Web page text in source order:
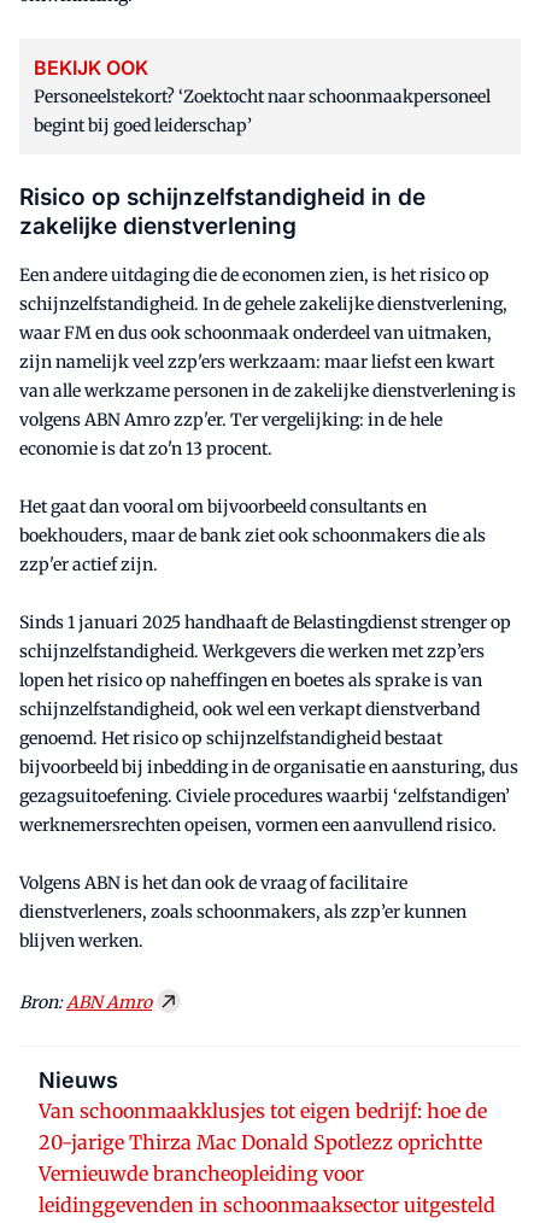
BEKIJK OOK
Personeelstekort? ‘Zoektocht naar schoonmaakpersoneel
begint bij goed leiderschap’
Risico op schijnzelfstandigheid in de
zakelijke dienstverlening
Een andere uitdaging die de economen zien, is het risico op
schijnzelfstandigheid. In de gehele zakelijke dienstverlening,
waar FM en dus ook schoonmaak onderdeel van uitmaken,
zijn namelijk veel zzp'ers werkzaam: maar liefst een kwart
van alle werkzame personen in de zakelijke dienstverlening is
volgens ABN Amro zzp'er. Ter vergelijking: in de hele
economie is dat zo'n 13 procent.
Het gaat dan vooral om bijvoorbeeld consultants en
boekhouders, maar de bank ziet ook schoonmakers die als
zzp'er actief zijn.
Sinds 1 januari 2025 handhaaft de Belastingdienst strenger op
schijnzelfstandigheid. Werkgevers die werken met zzp’ers
lopen het risico op naheffingen en boetes als sprake is van
schijnzelfstandigheid, ook wel een verkapt dienstverband
genoemd. Het risico op schijnzelfstandigheid bestaat
bijvoorbeeld bij inbedding in de organisatie en aansturing, dus
gezagsuitoefening. Civiele procedures waarbij ‘zelfstandigen’
werknemersrechten opeisen, vormen een aanvullend risico.
Volgens ABN is het dan ook de vraag of facilitaire
dienstverleners, zoals schoonmakers, als zzp’er kunnen
blijven werken.
Bron:ABN Amro
Nieuws
Van schoonmaakklusjes tot eigen bedrijf: hoe de
20-jarige Thirza Mac Donald Spotlezz oprichtte
Vernieuwde brancheopleiding voor
leidinggevenden in schoonmaaksector uitgesteld